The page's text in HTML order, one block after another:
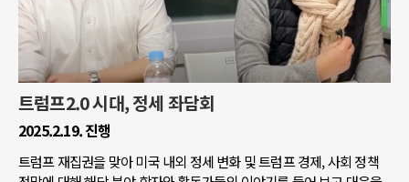
트럼프2.0 시대, 정세 좌담회
2025.2.19. 진행
트럼프 재집권을 맞아 미국 내외 정세 변화 및 트럼프 경제, 사회 정책